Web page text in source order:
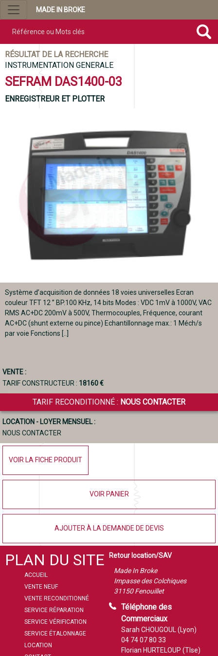
MADE IN BROKE
RÉSULTAT DE LA RECHERCHE
INSTRUMENTATION GENERALE
SEFRAM DAS1400-03
ENREGISTREUR ET PLOTTER
Système d’acquisition de données 18 voies universelles Ecran
couleur TFT 12 ” BP.100 KHz, 14 bits Modes : VDC 1mV à 1000V, VAC
RMS AC+DC 200mV à 500V, Thermocouples, Fréquence, courant
AC+DC (shunt externe ou pince) Echantillonnage max.: 1 Méch/s
par voie Fonctions [..]
VENTE :
TARIF CONSTRUCTEUR : 18160 €
TARIF RECONDITIONNÉ : NOUS CONTACTER
LOCATION - LOYER MENSUEL :
NOUS CONTACTER
VOIR LA FICHE PRODUIT
VOIR PANIER
AJOUTER À LA DEMANDE DE DEVIS
PLAN DU SITE
ACCUEIL
VENTE NEUF
VENTE RECONDITIONNÉ
SERVICE RÉPARATION
SERVICE VÉRIFICATION
SERVICE ÉTALONNAGE
LOCATION
Retour location/SAV
Made In Broke
Impasse des Colchiques
31150 Fenouillet
Téléphone des
Commerciaux
Sarah CHOUGOUL (Lyon)
04 74 07 80 33
Florian HURTELOUP (Tlse)